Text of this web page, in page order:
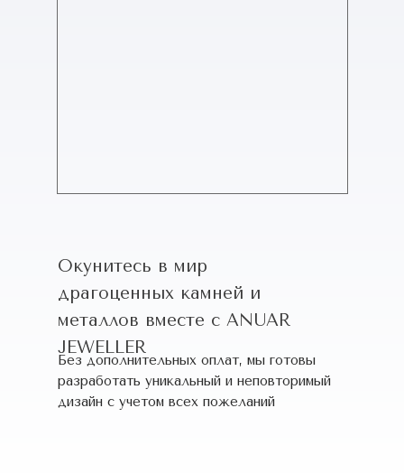
Окунитесь в мир
драгоценных камней и
металлов вместе с ANUAR
JEWELLER
Без дополнительных оплат, мы готовы
разработать уникальный и неповторимый
дизайн c учетом всех пожеланий